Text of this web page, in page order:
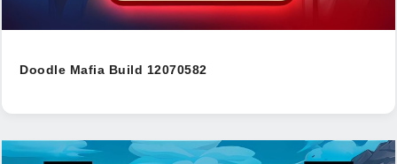
Doodle Mafia Build 12070582